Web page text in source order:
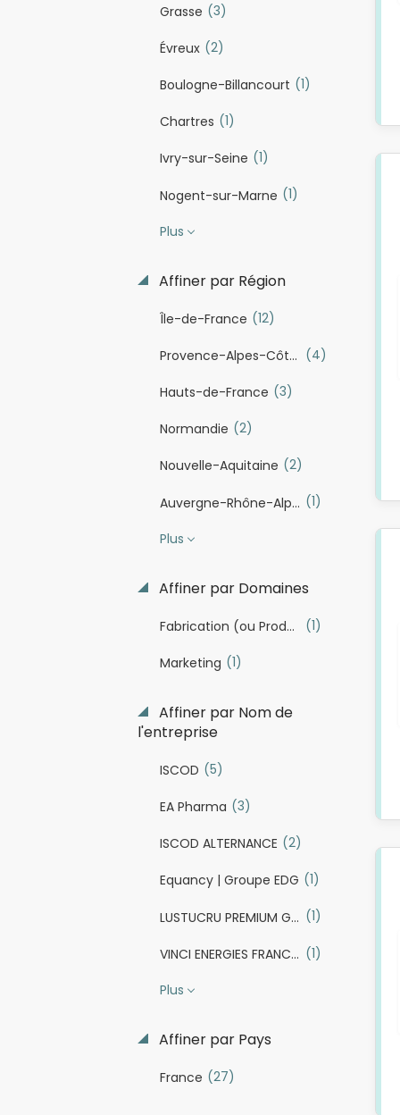
Grasse (3)
Évreux (2)
Boulogne-Billancourt (1)
Chartres (1)
Ivry-sur-Seine (1)
Nogent-sur-Marne (1)
Plus
Affiner par Région
Île-de-France (12)
Provence-Alpes-Côte d'Azur (4)
Hauts-de-France (3)
Normandie (2)
Nouvelle-Aquitaine (2)
Auvergne-Rhône-Alpes (1)
Plus
Affiner par Domaines
Fabrication (ou Production industrielle) (1)
Marketing (1)
Affiner par Nom de
l'entreprise
ISCOD (5)
EA Pharma (3)
ISCOD ALTERNANCE (2)
Equancy | Groupe EDG (1)
LUSTUCRU PREMIUM GROUPE (1)
VINCI ENERGIES FRANCE TERTIAIRE NORD EST (1)
Plus
Affiner par Pays
France (27)